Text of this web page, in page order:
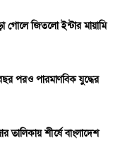
গোলে জিতলো ইন্টার মায়ামি
পরও পারমাণবিক যুদ্ধের
তালিকায় শীর্ষে বাংলাদেশ